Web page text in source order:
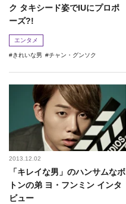
ク タキシード姿でIUにプロポ
ーズ?!
エンタメ
きれいな男 チャン・グンソク
2013.12.02
「キレイな男」のハンサムなボ
トンの弟 ヨ・フンミン インタ
ビュー